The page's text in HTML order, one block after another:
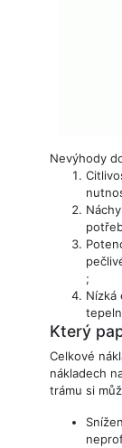
Nevýhody
;
Nízká
Který
Celkové
nákladech
trámu si